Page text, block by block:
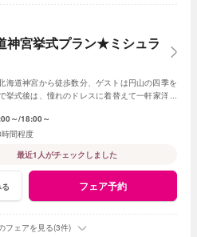
神宮挙式プラン★ミシュラ
海道神宮から徒歩数分、ゲストは円山の四季を
挙式後は、憧れのドレスに着替えて一軒家洋館
～ 18:00～
間程度
最近1人がチェックしました
フェア予約
フェアを見る(3件)